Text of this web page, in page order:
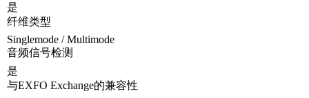
是
纤维类型
Singlemode / Multimode
音频信号检测
是
与EXFO Exchange的兼容性